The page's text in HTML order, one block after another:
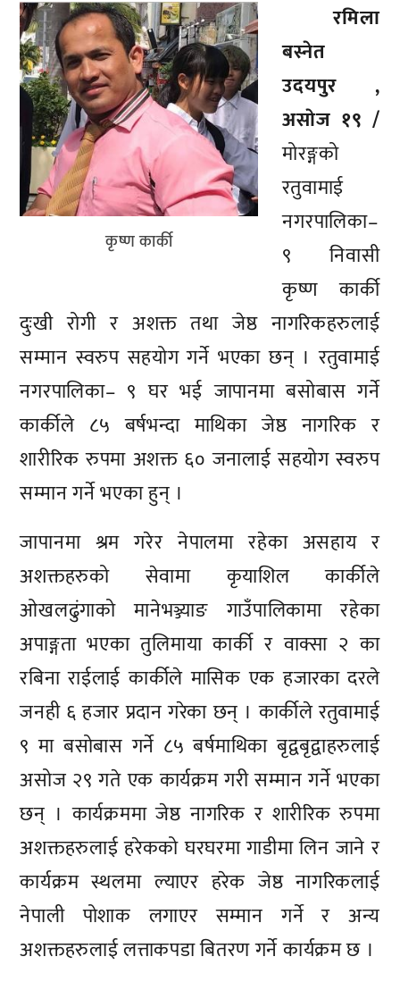
कृष्ण कार्की
रमिला
बस्नेत
उदयपुर ,
असाेज १९ /
मोरङ्गको
रतुवामाई
नगरपालिका–
९ निवासी
कृष्ण कार्की
दुःखी रोगी र अशक्त तथा जेष्ठ नागरिकहरुलाई
सम्मान स्वरुप सहयोग गर्ने भएका छन् । रतुवामाई
नगरपालिका– ९ घर भई जापानमा बसोबास गर्ने
कार्कीले ८५ बर्षभन्दा माथिका जेष्ठ नागरिक र
शारीरिक रुपमा अशक्त ६० जनालाई सहयोग स्वरुप
सम्मान गर्ने भएका हुन् ।
जापानमा श्रम गरेर नेपालमा रहेका असहाय र
अशक्तहरुको सेवामा कृयाशिल कार्कीले
ओखलढुंगाको मानेभञ्ज्याङ गाउँपालिकामा रहेका
अपाङ्गता भएका तुलिमाया कार्की र वाक्सा २ का
रबिना राईलाई कार्कीले मासिक एक हजारका दरले
जनही ६ हजार प्रदान गरेका छन् । कार्कीले रतुवामाई
९ मा बसोबास गर्ने ८५ बर्षमाथिका बृद्वबृद्वाहरुलाई
असोज २९ गते एक कार्यक्रम गरी सम्मान गर्ने भएका
छन् । कार्यक्रममा जेष्ठ नागरिक र शारीरिक रुपमा
अशक्तहरुलाई हरेकको घरघरमा गाडीमा लिन जाने र
कार्यक्रम स्थलमा ल्याएर हरेक जेष्ठ नागरिकलाई
नेपाली पोशाक लगाएर सम्मान गर्ने र अन्य
अशक्तहरुलाई लत्ताकपडा बितरण गर्ने कार्यक्रम छ ।